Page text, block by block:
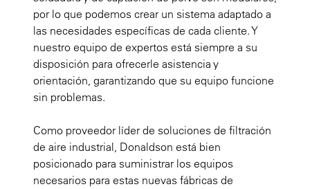
por lo que podemos crear un sistema adaptado a
las necesidades específicas de cada cliente. Y
nuestro equipo de expertos está siempre a su
disposición para ofrecerle asistencia y
orientación, garantizando que su equipo funcione
sin problemas.
Como proveedor líder de soluciones de filtración
de aire industrial, Donaldson está bien
posicionado para suministrar los equipos
necesarios para estas nuevas fábricas de